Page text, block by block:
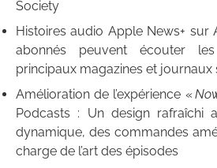
Society
Histoires audio Apple News+ sur
abonnés peuvent écouter
principaux magazines et
Amélioration de l’expérience «
Podcasts : Un design rafraîchi
dynamique, des commandes
charge de l’art des épisodes